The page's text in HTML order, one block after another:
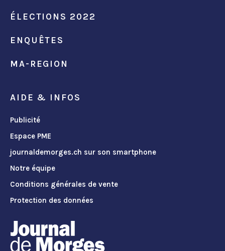
ÉLECTIONS 2022
ENQUÊTES
MA-REGION
AIDE & INFOS
Publicité
Espace PME
journaldemorges.ch sur son smartphone
Notre équipe
Conditions générales de vente
Protection des données